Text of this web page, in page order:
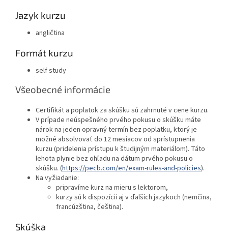
Jazyk kurzu
angličtina
Formát kurzu
self study
Všeobecné informácie
Certifikát a poplatok za skúšku sú zahrnuté v cene kurzu.
V prípade neúspešného prvého pokusu o skúšku máte
nárok na jeden opravný termín bez poplatku, ktorý je
možné absolvovať do 12 mesiacov od sprístupnenia
kurzu (pridelenia prístupu k študijným materiálom). Táto
lehota plynie bez ohľadu na dátum prvého pokusu o
skúšku. (https://pecb.com/en/exam-rules-and-policies).
Na vyžiadanie:
pripravíme kurz na mieru s lektorom,
kurzy sú k dispozícii aj v ďalších jazykoch (nemčina,
francúzština, čeština).
Skúška